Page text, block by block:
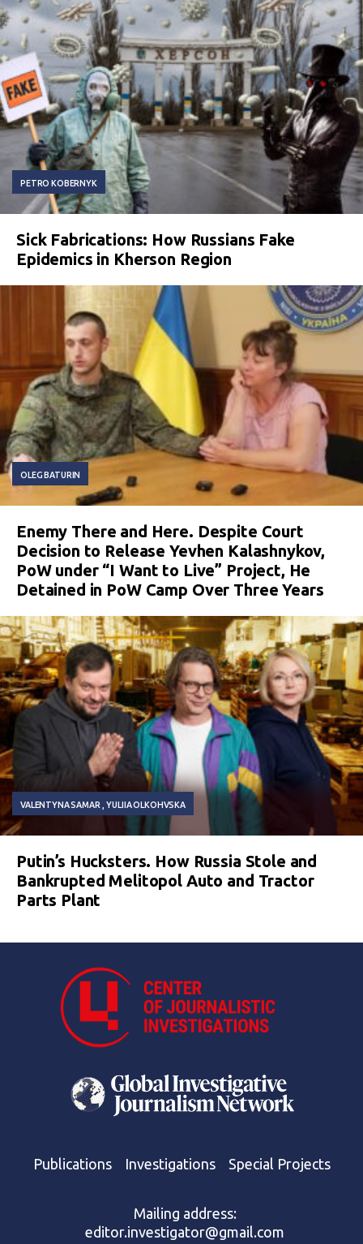
PETRO KOBERNYK
Sick Fabrications: How Russians Fake
Epidemics in Kherson Region
OLEG BATURIN
Enemy There and Here. Despite Court
Decision to Release Yevhen Kalashnykov,
PoW under “I Want to Live” Project, He
Detained in PoW Camp Over Three Years
VALENTYNA SAMAR YULIIA OLKOHVSKA
Putin’s Hucksters. How Russia Stole and
Bankrupted Melitopol Auto and Tractor
Parts Plant
Publications Investigations Special Projects
Mailing address:
editor.investigator@gmail.com